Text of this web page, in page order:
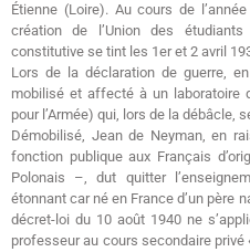
Étienne (Loire). Au cours de
création de l’Union des
constitutive se tint les 1er et 2 avril
Lors de la déclaration de guerre,
mobilisé et affecté à un laboratoire
pour l’Armée) qui, lors de la débâcle,
Démobilisé, Jean de Neyman, en
fonction publique aux Français
Polonais –, dut quitter
étonnant car né en France d’un père
décret-loi du 10 août 1940 ne
professeur au cours secondaire privé